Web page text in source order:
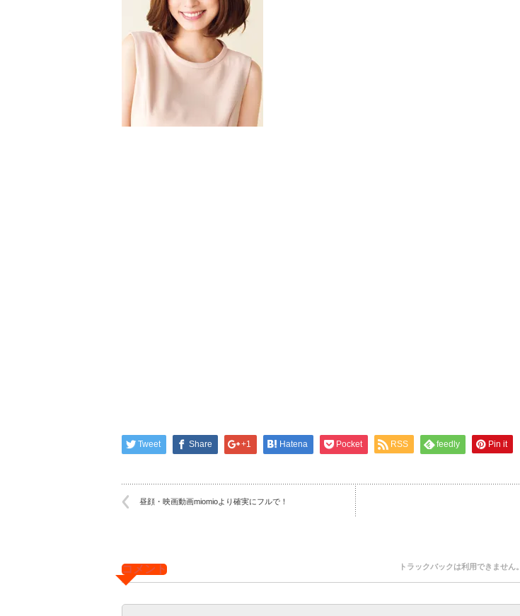
Tweet Share +1 Hatena Pocket RSS feedly Pin it
昼顔・映画動画miomioより確実にフルで！
コメント トラックバックは利用できません。